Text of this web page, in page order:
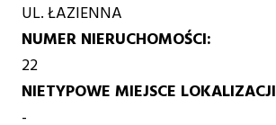
UL. ŁAZIENNA
NUMER NIERUCHOMOŚCI
22
NIETYPOWE MIEJSCE LOKALIZACJI
-